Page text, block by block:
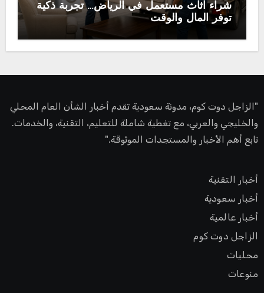
شراء اثاث مستعمل في الرياض… تجربة ذكية
توفر المال والوقت
"الزاجل دوت كوم، مدونة سعودية تقدم أخبار الشأن العام المحلي
والخليجي والعربي، مع تغطية شاملة للتعليم، التقنية، والخدمات.
تابع أهم الأخبار والمستجدات الموثوقة."
أخبار التقنية
أخبار سعودية
أخبار عالمية
الزاجل دوت كوم
محليات
منوعات